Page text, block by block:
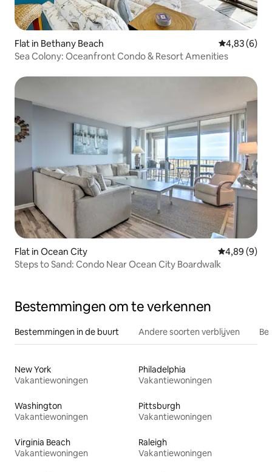
Flat in Bethany Beach Gemiddelde
4,83 (6)
Sea Colony: Oceanfront Condo & Resort Amenities
Flat in Ocean City Gemiddelde
4,89 (9)
Steps to Sand: Condo Near Ocean City Boardwalk
Bestemmingen om te verkennen
Bestemmingen in de buurt Andere soorten verblijven
New York
Vakantiewoningen
Philadelphia
Vakantiewoningen
Washington
Vakantiewoningen
Pittsburgh
Vakantiewoningen
Virginia Beach
Vakantiewoningen
Raleigh
Vakantiewoningen